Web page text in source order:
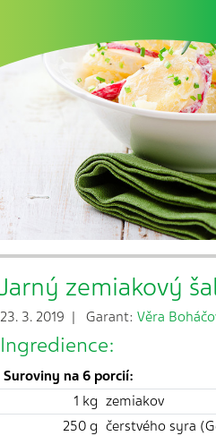
Jarný zemiakový
23. 3. 2019 | Garant: Věra
Ingredience:
Suroviny na 6 porcií:
1 kg zemiakov
250 g čerstvého syra